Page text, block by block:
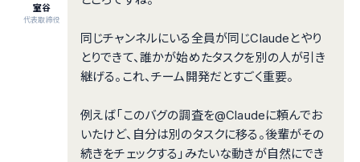
室谷
代表取締役
同じチャンネルにいる全員が同じClaudeとやり
とりできて、誰かが始めたタスクを別の人が引き
継げる。これ、チーム開発だとすごく重要。
例えば「このバグの調査を@Claudeに頼んでお
いたけど、自分は別のタスクに移る。後輩がその
続きをチェックする」みたいな動きが自然にでき